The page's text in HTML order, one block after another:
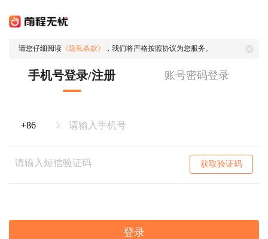
请您仔细阅读 《隐私条款》 ，我们将严格按照协议为您服务。
手机号登录/注册 账号密码登录
获取验证码
登录